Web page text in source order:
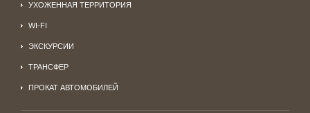
УХОЖЕННАЯ ТЕРРИТОРИЯ
WI-FI
ЭКСКУРСИИ
ТРАНСФЕР
ПРОКАТ АВТОМОБИЛЕЙ